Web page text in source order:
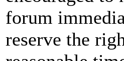
forum
reserve the